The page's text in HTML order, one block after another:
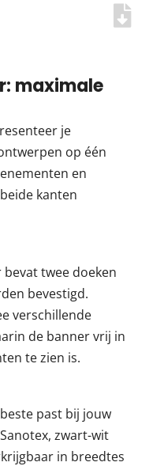
maximale
je
op één
en
kanten
twee doeken
bevestigd.
verschillende
de banner vrij in
te zien is.
past bij jouw
zwart-wit
in breedtes